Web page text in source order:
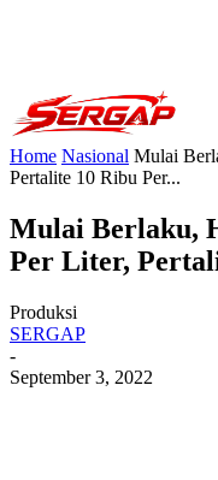
Home Nasional Mulai
Pertalite 10 Ribu Per...
Mulai Berlaku,
Per Liter,
Produksi
SERGAP
-
September 3, 2022